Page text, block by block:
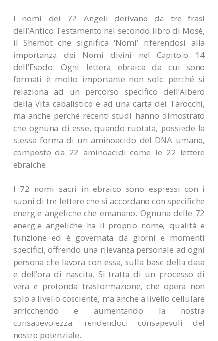
I nomi dei 72 Angeli derivano da tre frasi
dell’Antico Testamento nel secondo libro di Mosè,
il Shemot che significa ‘Nomi’ riferendosi alla
importanza dei Nomi divini nel Capitolo 14
dell’Esodo. Ogni lettera ebraica da cui sono
formati è molto importante non solo perché si
relaziona ad un percorso specifico dell’Albero
della Vita cabalistico e ad una carta dei Tarocchi,
ma anche perché recenti studi hanno dimostrato
che ognuna di esse, quando ruotata, possiede la
stessa forma di un aminoacido del DNA umano,
composto da 22 aminoacidi come le 22 lettere
ebraiche.
I 72 nomi sacri in ebraico sono espressi con i
suoni di tre lettere che si accordano con specifiche
energie angeliche che emanano. Ognuna delle 72
energie angeliche ha il proprio nome, qualità e
funzione ed è governata da giorni e momenti
specifici, offrendo una rilevanza personale ad ogni
persona che lavora con essa, sulla base della data
e dell’ora di nascita. Si tratta di un processo di
vera e profonda trasformazione, che opera non
solo a livello cosciente, ma anche a livello cellulare
arricchendo e aumentando la nostra
consapevolezza, rendendoci consapevoli del
nostro potenziale.